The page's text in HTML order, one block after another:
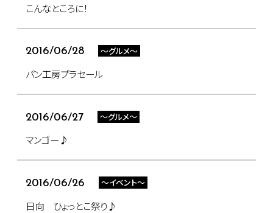
こんなところに！
2016/06/28 ～グルメ～
パン工房プラセール
2016/06/27 ～グルメ～
マンゴー♪
2016/06/26 ～イベント～
日向 ひょっとこ祭り♪